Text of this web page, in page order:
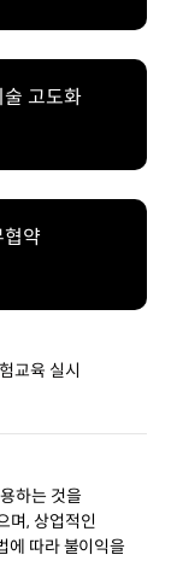
고도화
약
교육 실시
하는 것을
며, 상업적인
에 따라 불이익을